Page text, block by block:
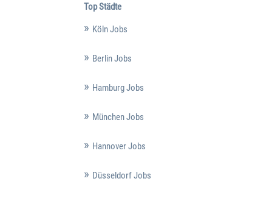
Top Städte
Köln Jobs
Berlin Jobs
Hamburg Jobs
München Jobs
Hannover Jobs
Düsseldorf Jobs